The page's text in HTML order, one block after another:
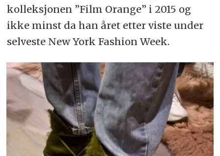
kolleksjonen ”Film Orange” i 2015 og
ikke minst da han året etter viste under
selveste New York Fashion Week.